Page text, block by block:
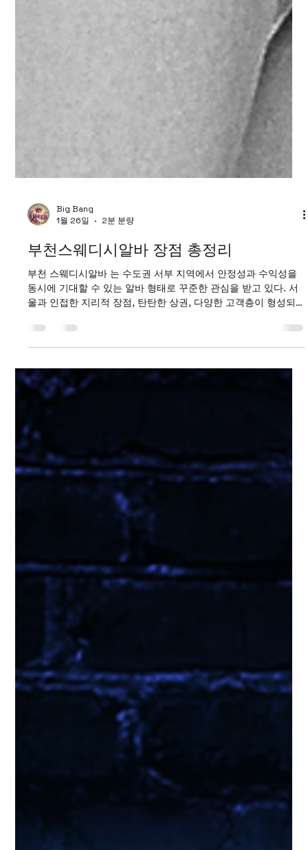
Big Bang
1월 26일
부천 스웨디시알바 는 수도권 서부 지역에서 안정성과 수익성을
동시에 기대할 수 있는 알바 형태로 꾸준한 관심을 받고 있다. 서
울과 인접한 지리적 장점, 탄탄한 상권, 다양한 고객층이 형성되
어 있어 초보자부터 경력자까지 만족도가 높은 편이다. 특히 관리
중심의 스웨디시 특성상 비교적 편안한 근무 환경을 선호하는 사
람들에게 장점이 더욱 뚜렷하다. 부천스웨디시알바 가장 큰 장점
근 지역 유입 고객이 꾸준해 평일과 주말 모두 일정한 예약 흐름
을 기대할 수 있다. 이로 인해 출근 대비 공치는 시간이 적고, 근무
시간만큼 안정적인 수입을 만들기 쉬운 구조다. 단기 알바뿐 아니
라 장기 근무를 원하는 경우에도 수요 면에서 불안감이 적다. 부
시 매장 특성상 인테리어와 위생 관리에 신경 쓰는 곳이 많아, 전
반적으로 깔끔하고 정돈된 분위기에서